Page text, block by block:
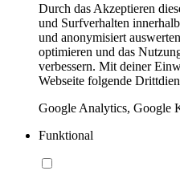
Durch das Akzeptieren
und Surfverhalten
und anonymisiert
optimieren und das
verbessern. Mit deiner
Webseite folgende
Google Analytics, Google
Funktional